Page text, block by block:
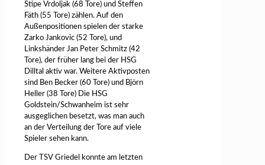
Stipe Vrdoljak (68 Tore) und Steffen
Fäth (55 Tore) zählen. Auf den
Außenpositionen spielen der starke
Zarko Jankovic (52 Tore), und
Linkshänder Jan Peter Schmitz (42
Tore), der früher lang bei der HSG
Dilltal aktiv war. Weitere Aktivposten
sind Ben Becker (60 Tore) und Björn
Heller (38 Tore) Die HSG
Goldstein/Schwanheim ist sehr
ausgeglichen besetzt, was man auch
an der Verteilung der Tore auf viele
Spieler sehen kann.
Der TSV Griedel konnte am letzten